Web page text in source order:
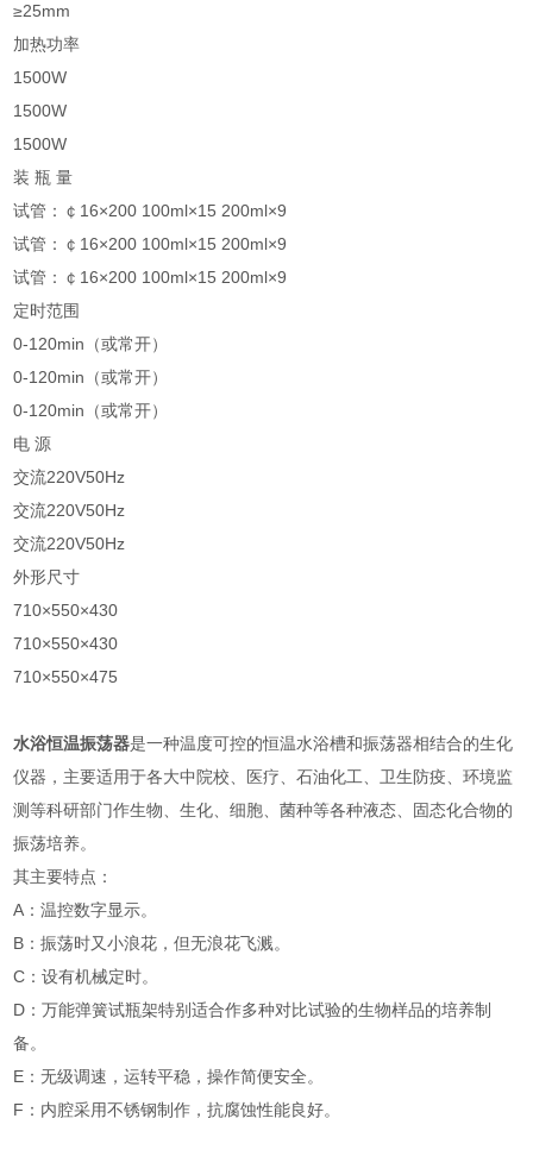
≥25mm
加热功率
1500W
1500W
1500W
装 瓶 量
试管：￠16×200 100ml×15 200ml×9
试管：￠16×200 100ml×15 200ml×9
试管：￠16×200 100ml×15 200ml×9
定时范围
0-120min（或常开）
0-120min（或常开）
0-120min（或常开）
电 源
交流220V50Hz
交流220V50Hz
交流220V50Hz
外形尺寸
710×550×430
710×550×430
710×550×475
水浴恒温振荡器是一种温度可控的恒温水浴槽和振荡器相结合的生化
仪器，主要适用于各大中院校、医疗、石油化工、卫生防疫、环境监
测等科研部门作生物、生化、细胞、菌种等各种液态、固态化合物的
振荡培养。
其主要特点：
A：温控数字显示。
B：振荡时又小浪花，但无浪花飞溅。
C：设有机械定时。
D：万能弹簧试瓶架特别适合作多种对比试验的生物样品的培养制
备。
E：无级调速，运转平稳，操作简便安全。
F：内腔采用不锈钢制作，抗腐蚀性能良好。